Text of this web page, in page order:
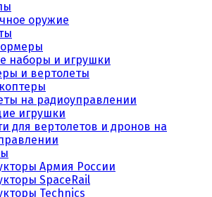
оружие
наборы и игрушки
и вертолеты
на радиоуправлении
игрушки
для вертолетов и дронов на
Армия России
SpaceRail
Technics